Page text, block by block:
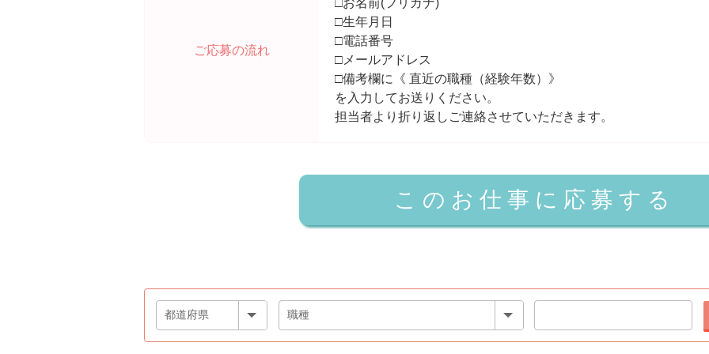
ご応募の流れ
□お名前(フリガナ)
□生年月日
□電話番号
□メールアドレス
□備考欄に《 直近の職種（経験年数）》
を入力してお送りください。
担当者より折り返しご連絡させていただきます。